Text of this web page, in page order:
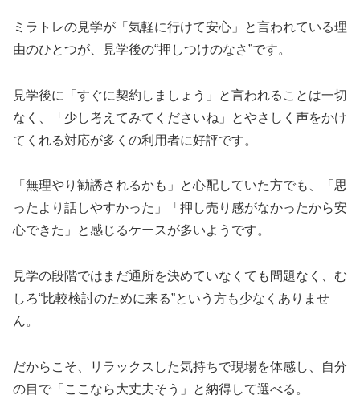
ミラトレの見学が「気軽に行けて安心」と言われている理
由のひとつが、見学後の“押しつけのなさ”です。
見学後に「すぐに契約しましょう」と言われることは一切
なく、「少し考えてみてくださいね」とやさしく声をかけ
てくれる対応が多くの利用者に好評です。
「無理やり勧誘されるかも」と心配していた方でも、「思
ったより話しやすかった」「押し売り感がなかったから安
心できた」と感じるケースが多いようです。
見学の段階ではまだ通所を決めていなくても問題なく、む
しろ“比較検討のために来る”という方も少なくありませ
ん。
だからこそ、リラックスした気持ちで現場を体感し、自分
の目で「ここなら大丈夫そう」と納得して選べる。